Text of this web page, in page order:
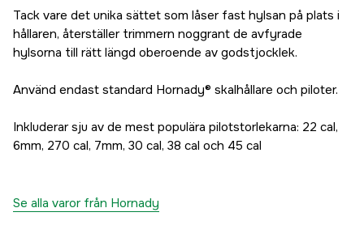
Tack vare det unika sättet som låser fast hylsan på plats i
hållaren, återställer trimmern noggrant de avfyrade
hylsorna till rätt längd oberoende av godstjocklek.
Använd endast standard Hornady® skalhållare och piloter.
Inkluderar sju av de mest populära pilotstorlekarna: 22 cal,
6mm, 270 cal, 7mm, 30 cal, 38 cal och 45 cal
Se alla varor från Hornady